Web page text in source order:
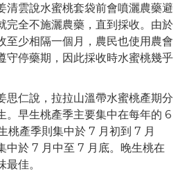
清雲說水蜜桃套袋前會噴灑農藥避
完全不施灑農藥，直到採收。由於
至少相隔一個月，農民也使用農會
守停藥期，因此採收時水蜜桃幾乎
思仁說，拉拉山溫帶水蜜桃產期分
。早生桃產季主要集中在每年的 6
桃產季則集中於 7 月初到 7 月
中於 7 月中至 7 月底。晚生桃在
佳。